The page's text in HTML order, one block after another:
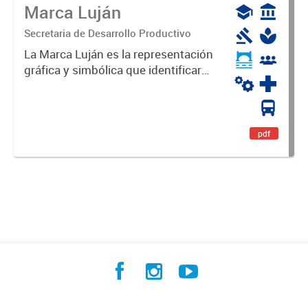
Marca Luján
Secretaria de Desarrollo Productivo
La Marca Luján es la representación
gráfica y simbólica que identificará
pdf